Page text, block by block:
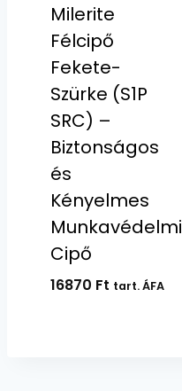
Milerite
Félcipő
Fekete-
Szürke (S1P
SRC) –
Biztonságos
és
Kényelmes
Munkavédelmi
Cipő
16870 Ft tart. ÁFA